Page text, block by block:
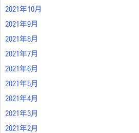
2021年10月
2021年9月
2021年8月
2021年7月
2021年6月
2021年5月
2021年4月
2021年3月
2021年2月